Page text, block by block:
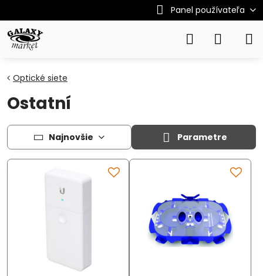
Panel používateľa
Optické siete
Ostatní
Najnovšie Parametre